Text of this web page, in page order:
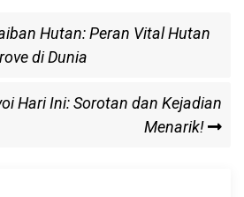
Hutan: Peran Vital Hutan
di Dunia
Hari Ini: Sorotan dan Kejadian
Menarik!